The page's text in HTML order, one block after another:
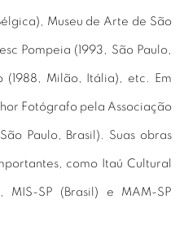
Museu de Arte de São
Pompeia (1993, São Paulo,
(1988, Milão, Itália), etc. Em
Fotógrafo pela Associação
Paulo, Brasil). Suas obras
como Itaú Cultural
MIS-SP (Brasil) e MAM-SP